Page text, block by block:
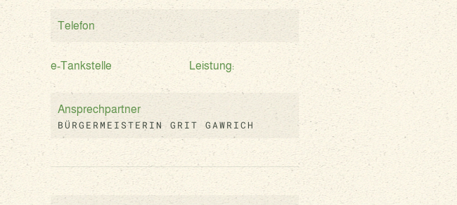
Telefon
e-Tankstelle Leistung:
Ansprechpartner
BÜRGERMEISTERIN GRIT GAWRICH